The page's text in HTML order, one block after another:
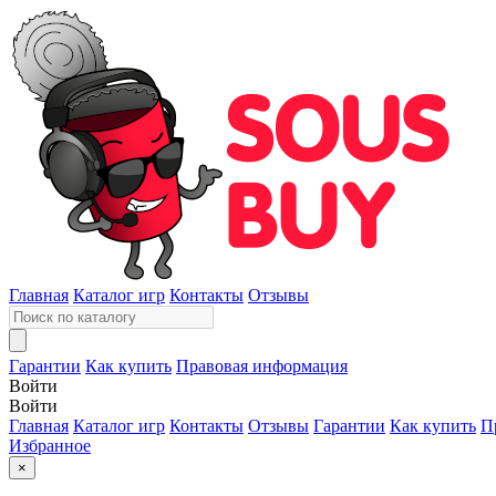
Главная Каталог игр Контакты Отзывы
Гарантии Как купить Правовая информация
Войти
Войти
Главная Каталог игр Контакты Отзывы Гарантии Как купить
Избранное
×